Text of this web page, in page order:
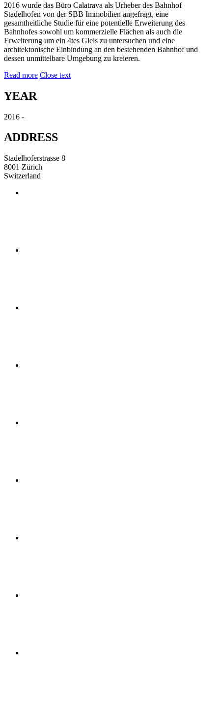
2016 wurde das Büro Calatrava als Urheber des Bahnhof
Stadelhofen von der SBB Immobilien angefragt, eine
gesamtheitliche Studie für eine potentielle Erweiterung des
Bahnhofes sowohl um kommerzielle Flächen als auch die
Erweiterung um ein 4tes Gleis zu untersuchen und eine
architektonische Einbindung an den bestehenden Bahnhof und
dessen unmittelbare Umgebung zu kreieren.
Read more Close text
YEAR
2016 -
ADDRESS
Stadelhoferstrasse 8
8001 Zürich
Switzerland